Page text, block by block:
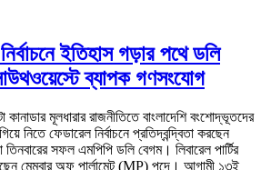
ইতিহাস গড়ার পথে ডলি
ব্যাপক গণসংযোগ
মূলধারার রাজনীতিতে বাংলাদেশি বংশোদ্ভূতদের
ফেডারেল নির্বাচনে প্রতিদ্বন্দ্বিতা করছেন
সফল এমপিপি ডলি বেগম। লিবারেল পার্টির
মেম্বার অফ পার্লামেন্ট (MP) পদে। আগামী ১৩ই